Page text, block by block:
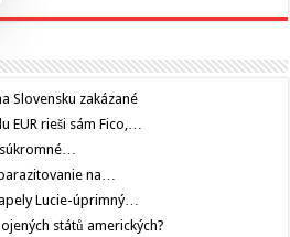
Slovensku zakázané
EUR rieši sám Fico,…
na…
Lucie-úprimný…
států amerických?